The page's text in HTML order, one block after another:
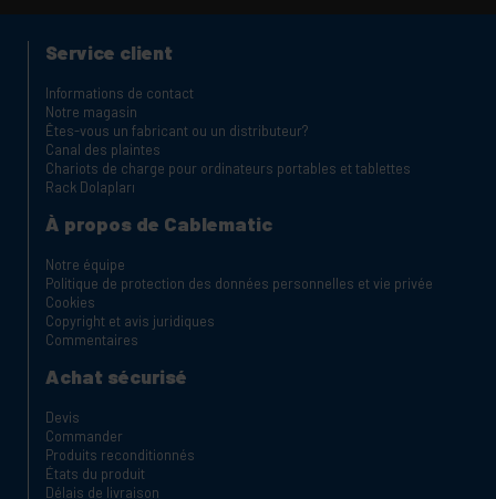
Service client
Informations de contact
Notre magasin
Êtes-vous un fabricant ou un distributeur?
Canal des plaintes
Chariots de charge pour ordinateurs portables et tablettes
Rack Dolapları
À propos de Cablematic
Notre équipe
Politique de protection des données personnelles et vie privée
Cookies
Copyright et avis juridiques
Commentaires
Achat sécurisé
Devis
Commander
Produits reconditionnés
États du produit
Délais de livraison